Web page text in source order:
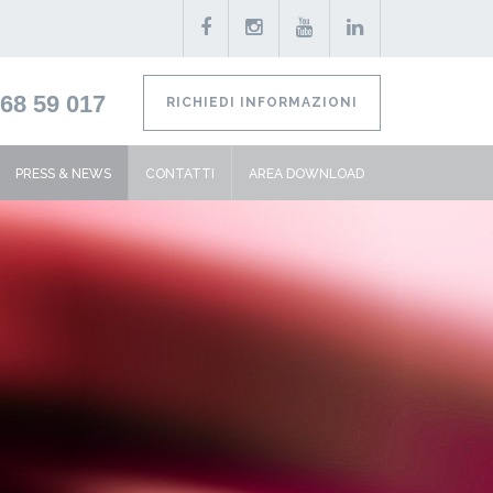
59 017 RICHIEDI INFORMAZIONI
PRESS & NEWS CONTATTI AREA DOWNLOAD